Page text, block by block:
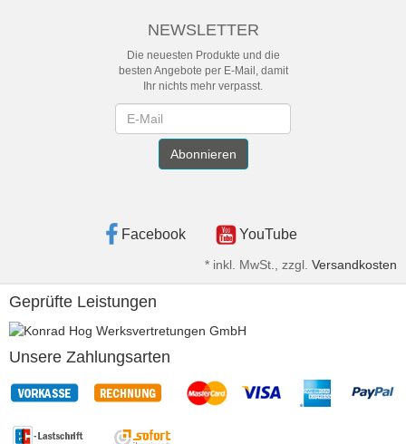
NEWSLETTER
Die neuesten Produkte und die
besten Angebote per E-Mail, damit
Ihr nichts mehr verpasst.
Abonnieren
Facebook YouTube
* inkl. MwSt., zzgl. Versandkosten
Geprüfte Leistungen
Unsere Zahlungsarten